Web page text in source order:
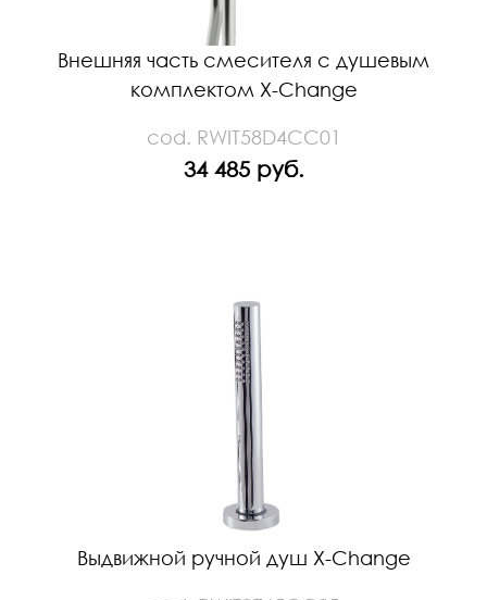
Внешняя часть смесителя с душевым
комплектом X-Change
cod. RWIT58D4CC01
34 485 руб.
Выдвижной ручной душ X-Change